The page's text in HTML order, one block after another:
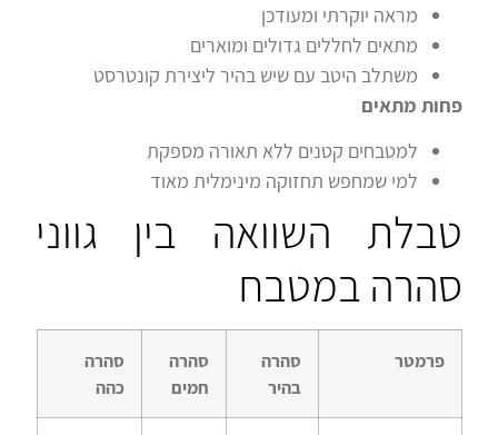
מראה יוקרתי ומעודכן
מתאים לחללים גדולים ומוארים
משתלב היטב עם שיש בהיר ליצירת קונטרסט
פחות מתאים
למטבחים קטנים ללא תאורה מספקת
למי שמחפש תחזוקה מינימלית מאוד
טבלת השוואה בין גווני
סהרה במטבח
פרמטר
סהרה
בהיר
סהרה
חמים
סהרה
כהה